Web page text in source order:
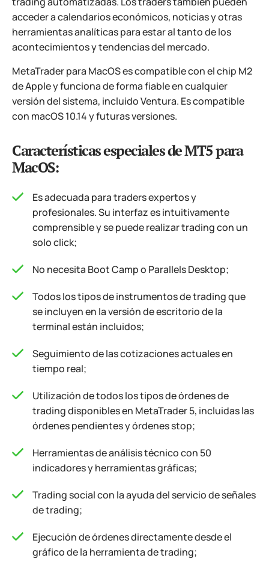
acceder a calendarios económicos, noticias y otras
herramientas analíticas para estar al tanto de los
acontecimientos y tendencias del mercado.
MetaTrader para MacOS es compatible con el chip M2
de Apple y funciona de forma fiable en cualquier
versión del sistema, incluido Ventura. Es compatible
con macOS 10.14 y futuras versiones.
Características especiales de MT5 para
MacOS:
Es adecuada para traders expertos y
profesionales. Su interfaz es intuitivamente
comprensible y se puede realizar trading con un
solo click;
No necesita Boot Camp o Parallels Desktop;
Todos los tipos de instrumentos de trading que
se incluyen en la versión de escritorio de la
terminal están incluidos;
Seguimiento de las cotizaciones actuales en
tiempo real;
Utilización de todos los tipos de órdenes de
trading disponibles en MetaTrader 5, incluidas las
órdenes pendientes y órdenes stop;
Herramientas de análisis técnico con 50
indicadores y herramientas gráficas;
Trading social con la ayuda del servicio de señales
de trading;
Ejecución de órdenes directamente desde el
gráfico de la herramienta de trading;